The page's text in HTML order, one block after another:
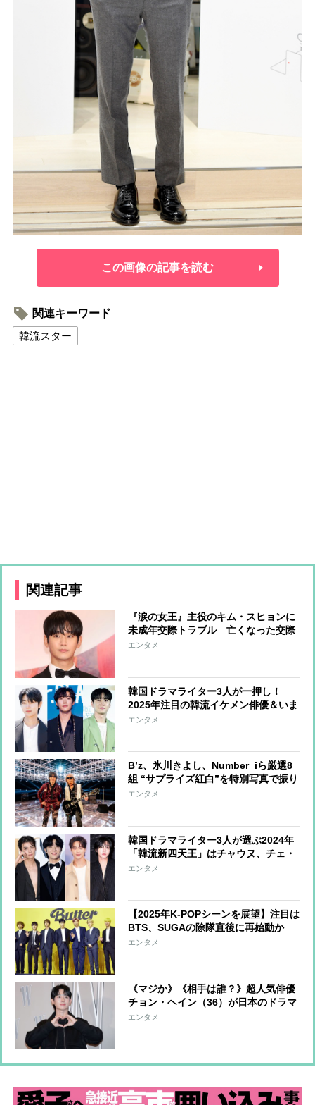
この画像の記事を読む
関連キーワード
韓流スター
関連記事
『涙の女王』主役のキム・スヒョンに
未成年交際トラブル 亡くなった交際
相手キム・セロンさんの遺族が告発、
エンタメ
韓国ドラマライター3人が一押し！
2025年注目の韓流イケメン俳優＆いま
見たいおすすめ韓流作品を紹介
エンタメ
B’z、氷川きよし、Number_iら厳選8
組 “サプライズ紅白”を特別写真で振り
返る！
エンタメ
韓国ドラマライター3人が選ぶ2024年
「韓流新四天王」はチャウヌ、チェ・
ジョンヒョプ、ビョン・ウソク、ア
エンタメ
【2025年K-POPシーンを展望】注目は
BTS、SUGAの除隊直後に再始動か
リリースの頻度は落ちても、圧倒的な
エンタメ
《マジか》《相手は誰？》超人気俳優
チョン・ヘイン（36）が日本のドラマ
で主演か「来年7月の22時枠」という
エンタメ